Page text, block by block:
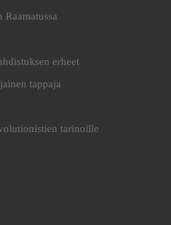
erheet
tappaja
tarinoille